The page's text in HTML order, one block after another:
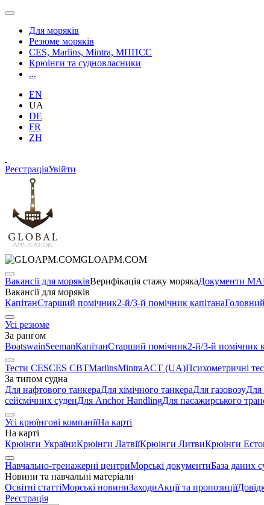
Для моряків
Резюме моряків
CES, Marlins, Mintra, МППСС
Крюінги та судновласники
...
EN
UA
DE
FR
ZH
РеєстраціяУвійти
GLOAPM.COM
Вакансії для моряківВерифікація стажу морякаДокументи
Вакансії для моряків
КапітанСтарший помічник2-й/3-й помічник капітана
Усі резюме
За рангом
BoatswainSeemanКапітанСтарший помічник2-й/3-й помічник
Тести CESCES CBTMarlinsMintraACT (UA)Психометричні
За типом судна
Для нафтового танкераДля хімічного танкераДля газовозуДля
сейсмічних суденДля Anchor HandlingДля пасажирського
Усі крюїнгові компаніїНа карті
На карті
Крюінги УкраїниКрюінги ЛатвіїКрюінги ЛитвиКрюінги
Навчально-тренажерні центриМорські документиБаза даних
Новини та навчальні матеріали
Освітні статтіМорські новиниЗаходиАкції та пропозиції
Реєстрація